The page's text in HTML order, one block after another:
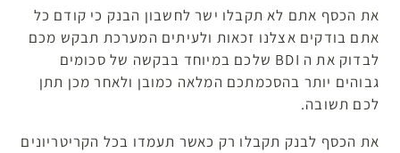
את הכסף אתם לא תקבלו ישר לחשבון הבנק כי קודם כל
אתם בודקים אצלנו זכאות ולעיתים המערכת תבקש מכם
לבדוק את ה BDI שלכם במיוחד בבקשה של סכומים
גבוהים יותר בהסכמתכם המלאה כמובן ולאחר מכן תתן
לכם תשובה.
את הכסף לבנק תקבלו רק כאשר תעמדו בכל הקריטריונים